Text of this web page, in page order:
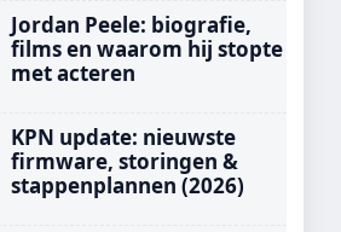
Jordan Peele: biografie,
films en waarom hij stopte
met acteren
KPN update: nieuwste
firmware, storingen &
stappenplannen (2026)